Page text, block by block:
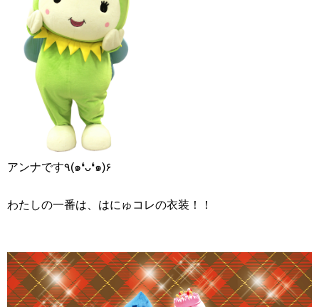
アンナです٩(๑❛ᴗ❛๑)۶
わたしの一番は、はにゅコレの衣装！！